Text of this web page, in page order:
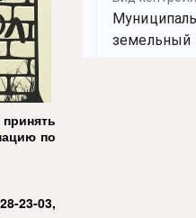
по
23-03,